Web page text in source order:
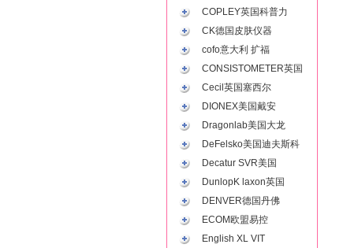
COPLEY英国科普力
CK德国皮肤仪器
cofo意大利 扩福
CONSISTOMETER英国
Cecil英国塞西尔
DIONEX美国戴安
Dragonlab美国大龙
DeFelsko美国迪夫斯科
Decatur SVR美国
DunlopK laxon英国
DENVER德国丹佛
ECOM欧盟易控
English XL VIT